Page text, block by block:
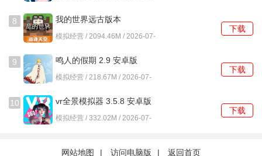
8
我的世界远古版本
3.8.25.293531 安卓版
模拟经营 / 2094.46M / 2026-07-
下载
9 鸣人的假期 2.9 安卓版
模拟经营 / 218.67M / 2026-07-
下载
10 vr全景模拟器 3.5.8 安卓版
模拟经营 / 332.02M / 2026-07-
下载
网站地图 | 访问电脑版 | 返回首页